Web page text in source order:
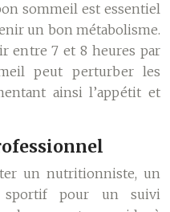
sommeil est essentiel
un bon métabolisme.
entre 7 et 8 heures par
peut perturber les
ainsi l’appétit et
un nutritionniste, un
sportif pour un suivi